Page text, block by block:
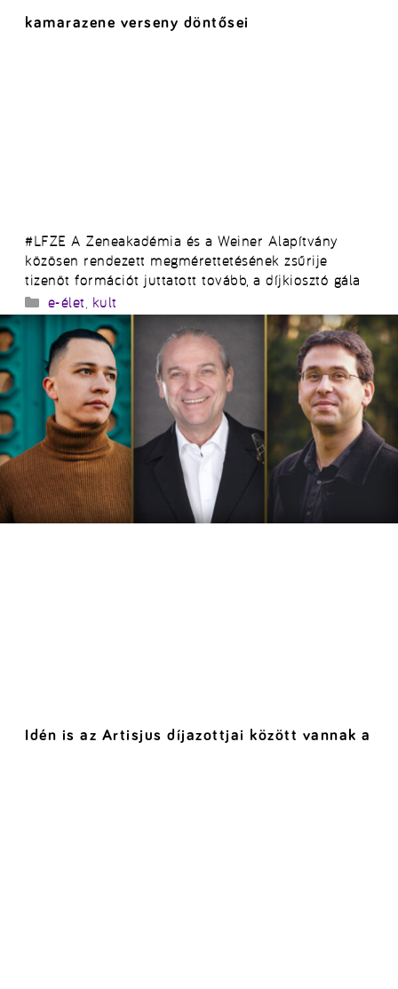
kamarazene verseny döntősei
#LFZE A Zeneakadémia és a Weiner Alapítvány
közösen rendezett megmérettetésének zsűrije
tizenöt formációt juttatott tovább, a díjkiosztó gála
Kategória
e-élet, kult
Idén is az Artisjus díjazottjai között vannak a